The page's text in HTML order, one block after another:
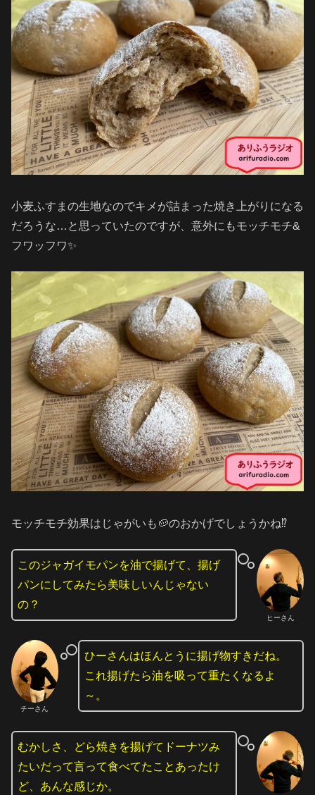
小麦ふすまの生地なのでキメが詰まった焼き上がりになる
だろうな…と思っていたのですが、意外にもモッチモチ&
フワッフワ✨
モッチモチ効果はじゃがいも🥔のおかげでしょうかね⁉️
ヒーさん
このジャガイモパンを油で揚げて、揚げ
パンにしてみたら美味しいんじゃない
の？
チーさん
ひーさんはほんとうに揚げ物すきだね。
これ揚げたら油を吸って重たくなるよ
～。
むかしさ、どら焼きを揚げてドーナツみ
たいだって言って食べてたことあったけ
ど、あんな感じか。